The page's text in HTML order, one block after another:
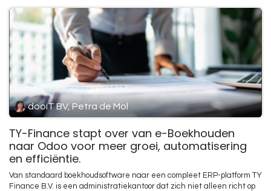
dooIT BV, Petra de Mol
TY-Finance stapt over van e-Boekhouden
naar Odoo voor meer groei, automatisering
en efficiëntie.
Van standaard boekhoudsoftware naar een compleet ERP-platform TY
Finance B.V. is een administratiekantoor dat zich niet alleen richt op